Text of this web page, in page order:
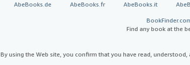
AbeBooks.de AbeBooks.fr AbeBooks.it
Find any book at the
By using the Web site, you confirm that you have read,